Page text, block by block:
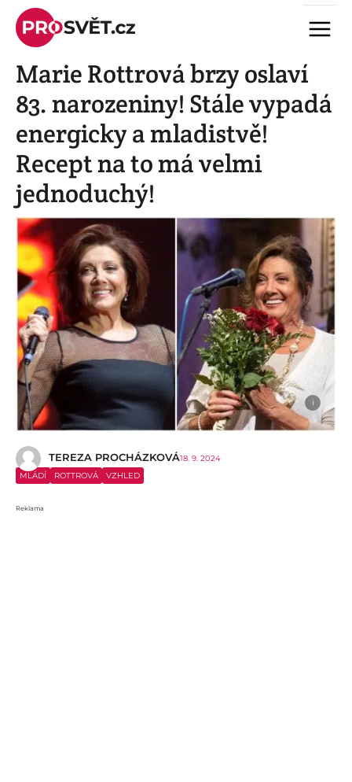
Skip
content
Menu
Marie Rottrová brzy oslaví
83. narozeniny! Stále vypadá
energicky a mladistvě!
Recept na to má velmi
jednoduchý!
i
TEREZA PROCHÁZKOVÁ18. 9. 2024
MLÁDÍ
ROTTROVÁ VZHLED
Reklama